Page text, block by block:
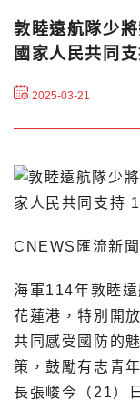
敦睦遠航隊少
國家人民共同
2025-03-21
CNEWS匯流新
海軍114年敦睦
花蓮港，特別開
共同感受國防的
策，鼓勵有志青
長張峻今（21）